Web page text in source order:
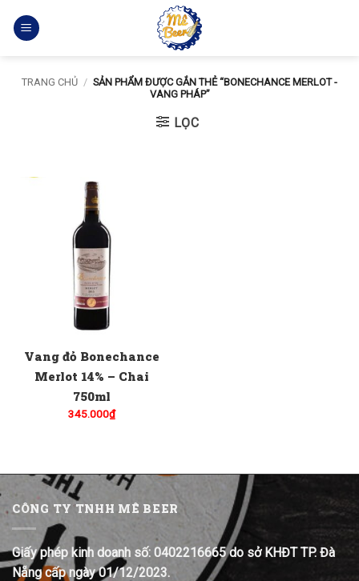
qua
TRANG CHỦ / SẢN PHẨM ĐƯỢC GẮN THẺ “BONECHANCE MERLOT -
VANG PHÁP”
LỌC
Vang đỏ Bonechance
Merlot 14% – Chai
750ml
345.000₫
CÔNG TY TNHH MÊ BEER
Giấy phép kinh doanh số: 0402216665 do sở KHĐT TP. Đà
Nẵng cấp ngày 01/12/2023.